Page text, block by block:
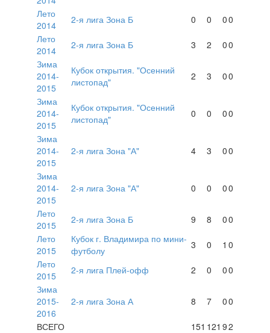
Лето
2014
2-я лига Зона Б 0 0 00
Лето
2014
2-я лига Зона Б 3 2 00
Зима
2014-
2015
Кубок открытия. "Осенний
листопад"
2 3 00
Зима
2014-
2015
Кубок открытия. "Осенний
листопад"
0 0 00
Зима
2014-
2015
2-я лига Зона "А" 4 3 00
Зима
2014-
2015
2-я лига Зона "А" 0 0 00
Лето
2015
2-я лига Зона Б 9 8 00
Лето
2015
Кубок г. Владимира по мини-
футболу
3 0 1 0
Лето
2015
2-я лига Плей-офф 2 0 00
Зима
2015-
2016
2-я лига Зона А 8 7 00
ВСЕГО 151 121 92